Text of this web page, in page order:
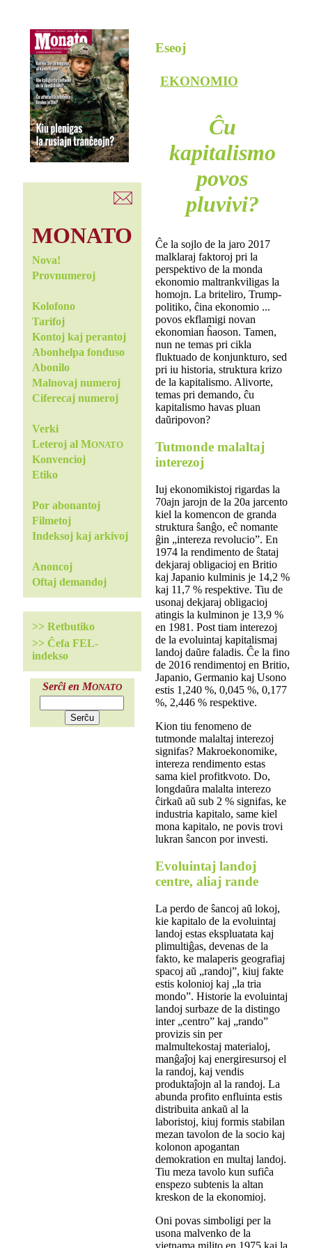
MONATO
Nova!
Provnumeroj
Kolofono
Tarifoj
Kontoj kaj perantoj
Abonhelpa fonduso
Abonilo
Malnovaj numeroj
Ciferecaj numeroj
Verki
Leteroj al MONATO
Konvencioj
Etiko
Por abonantoj
Filmetoj
Indeksoj kaj arkivoj
Anoncoj
Oftaj demandoj
>> Retbutiko
>> Ĉefa FEL-
indekso
Serĉi en MONATO
Eseoj
EKONOMIO
Ĉu
kapitalismo
povos
pluvivi?
Ĉe la sojlo de la jaro 2017
malklaraj faktoroj pri la
perspektivo de la monda
ekonomio maltrankviligas la
homojn. La briteliro, Trump-
politiko, ĉina ekonomio ...
povos ekflamigi novan
ekonomian ĥaoson. Tamen,
nun ne temas pri cikla
fluktuado de konjunkturo, sed
pri iu historia, struktura krizo
de la kapitalismo. Alivorte,
temas pri demando, ĉu
kapitalismo havas pluan
daŭripovon?
Tutmonde malaltaj
interezoj
Iuj ekonomikistoj rigardas la
70ajn jarojn de la 20a jarcento
kiel la komencon de granda
struktura ŝanĝo, eĉ nomante
ĝin „intereza revolucio”. En
1974 la rendimento de ŝtataj
dekjaraj obligacioj en Britio
kaj Japanio kulminis je 14,2 %
kaj 11,7 % respektive. Tiu de
usonaj dekjaraj obligacioj
atingis la kulminon je 13,9 %
en 1981. Post tiam interezoj
de la evoluintaj kapitalismaj
landoj daŭre faladis. Ĉe la fino
de 2016 rendimentoj en Britio,
Japanio, Germanio kaj Usono
estis 1,240 %, 0,045 %, 0,177
%, 2,446 % respektive.
Kion tiu fenomeno de
tutmonde malaltaj interezoj
signifas? Makroekonomike,
intereza rendimento estas
sama kiel profitkvoto. Do,
longdaŭra malalta interezo
ĉirkaŭ aŭ sub 2 % signifas, ke
industria kapitalo, same kiel
mona kapitalo, ne povis trovi
lukran ŝancon por investi.
Evoluintaj landoj
centre, aliaj rande
La perdo de ŝancoj aŭ lokoj,
kie kapitalo de la evoluintaj
landoj estas ekspluatata kaj
plimultiĝas, devenas de la
fakto, ke malaperis geografiaj
spacoj aŭ „randoj”, kiuj fakte
estis kolonioj kaj „la tria
mondo”. Historie la evoluintaj
landoj surbaze de la distingo
inter „centro” kaj „rando”
provizis sin per
malmultekostaj materialoj,
manĝaĵoj kaj energiresursoj el
la randoj, kaj vendis
produktaĵojn al la randoj. La
abunda profito enfluinta estis
distribuita ankaŭ al la
laboristoj, kiuj formis stabilan
mezan tavolon de la socio kaj
kolonon apogantan
demokration en multaj landoj.
Tiu meza tavolo kun sufiĉa
enspezo subtenis la altan
kreskon de la ekonomioj.
Oni povas simboligi per la
usona malvenko de la